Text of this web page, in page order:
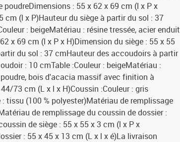
poudreDimensions : 55 x 62 x 69 cm (l x P x
cm (l x P)Hauteur du siège à partir du sol : 37
: beigeMatériau : résine tressée, acier enduit
x 69 cm (l x P x H)Dimension du siège : 55 x 55
du sol : 37 cmHauteur des accoudoirs à partir
: 10 cmTable :Couleur : beigeMatériau :
bois d'acacia massif avec finition à
73 cm (L x l x H)Coussin :Couleur : gris
tissu (100 % polyester)Matériau de remplissage
de remplissage du coussin de dossier :
de siège : 55 x 55 x 3 cm (l x P x
: 55 x 45 x 13 cm (L x l x é)La livraison